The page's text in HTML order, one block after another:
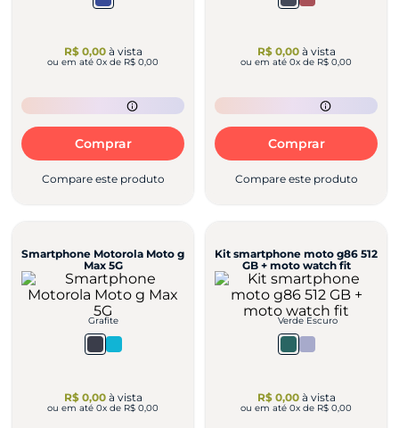
R$ 0,00à vista
ou em até 0x de R$ 0,00
Comprar
Compare este produto
R$ 0,00à vista
ou em até 0x de R$ 0,00
Comprar
Compare este produto
Smartphone Motorola Moto g
Max 5G
Grafite
R$ 0,00à vista
ou em até 0x de R$ 0,00
Kit smartphone moto g86 512
GB + moto watch fit
Verde Escuro
R$ 0,00à vista
ou em até 0x de R$ 0,00